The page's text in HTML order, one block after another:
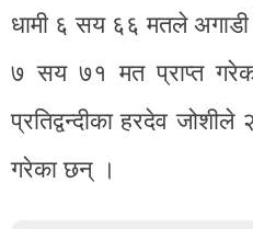
धामी ६ सय ६६ मतले
७ सय ७१ मत प्राप्त
प्रतिद्वन्दीका हरदेव
गरेका छन् ।